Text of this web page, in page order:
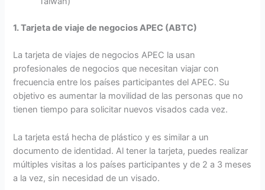
1. Tarjeta de viaje de negocios APEC (ABTC)
La tarjeta de viajes de negocios APEC la usan
profesionales de negocios que necesitan viajar con
frecuencia entre los países participantes del APEC. Su
objetivo es aumentar la movilidad de las personas que no
tienen tiempo para solicitar nuevos visados cada vez.
La tarjeta está hecha de plástico y es similar a un
documento de identidad. Al tener la tarjeta, puedes realizar
múltiples visitas a los países participantes y de 2 a 3 meses
a la vez, sin necesidad de un visado.